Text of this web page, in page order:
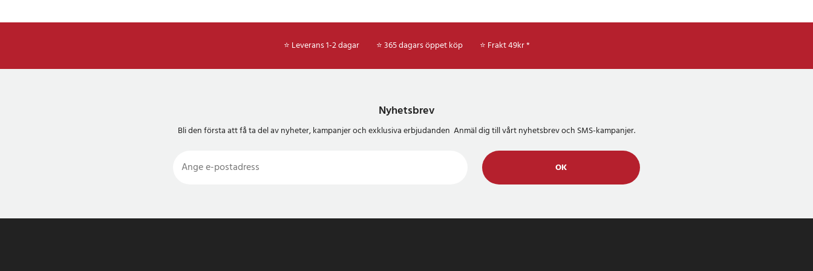
till att bibehålla en slät yta över tid.
FAQ - vanliga frågor och svar
mikroorganism och att avgörande forskning om dess
specifika effektivitet fortfarande pågår.
kontinuerligt?
⭐ Leverans 1-2 dagar ⭐ 365 dagars öppet köp ⭐ Frakt 49kr *
Nyhetsbrev
Bli den första att få ta del av nyheter, kampanjer och exklusiva erbjudanden Anmäl dig till vårt nyhetsbrev och SMS-kampanjer.
OK